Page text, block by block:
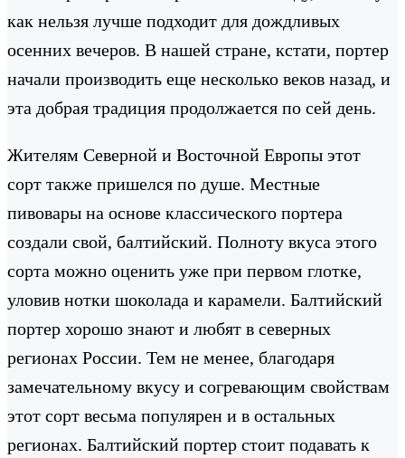
как нельзя лучше подходит для дождливых
осенних вечеров. В нашей стране, кстати, портер
начали производить еще несколько веков назад, и
эта добрая традиция продолжается по сей день.
Жителям Северной и Восточной Европы этот
сорт также пришелся по душе. Местные
пивовары на основе классического портера
создали свой, балтийский. Полноту вкуса этого
сорта можно оценить уже при первом глотке,
уловив нотки шоколада и карамели. Балтийский
портер хорошо знают и любят в северных
регионах России. Тем не менее, благодаря
замечательному вкусу и согревающим свойствам
этот сорт весьма популярен и в остальных
регионах. Балтийский портер стоит подавать к